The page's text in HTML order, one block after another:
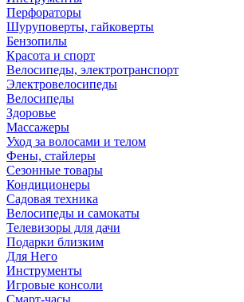
Перфораторы
Шуруповерты, гайковерты
Бензопилы
Красота и спорт
Велосипеды, электротранспорт
Электровелосипеды
Велосипеды
Здоровье
Массажеры
Уход за волосами и телом
Фены, стайлеры
Сезонные товары
Кондиционеры
Садовая техника
Велосипеды и самокаты
Телевизоры для дачи
Подарки близким
Для Него
Инструменты
Игровые консоли
Смарт-часы